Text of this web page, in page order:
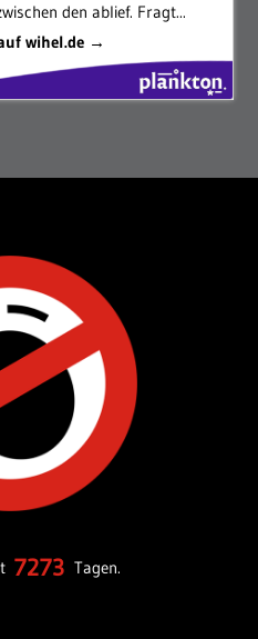
den ablief. Fragt...
wihel.de →
7273 Tagen.